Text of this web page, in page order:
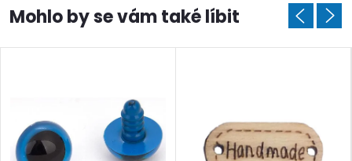
Doprava a platby Blog a návody